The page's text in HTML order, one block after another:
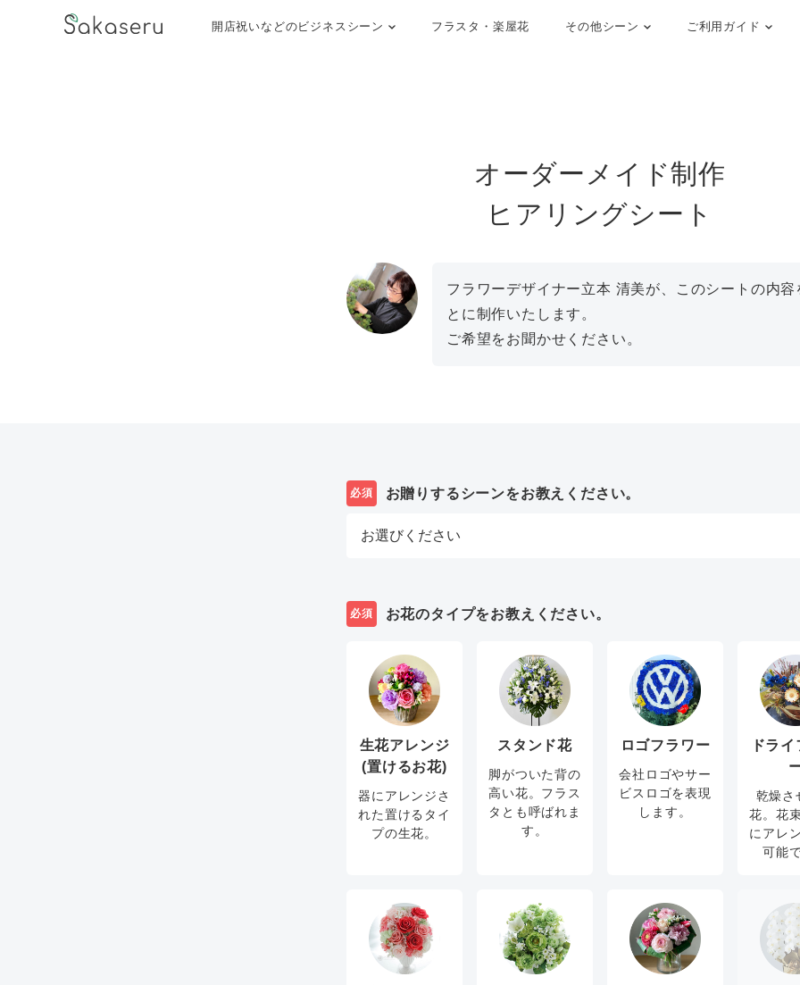
開店祝いなどのビジネスシーン フラスタ・楽屋花 その他シーン ご利用ガイド
オーダーメイド制作
ヒアリングシート
フラワーデザイナー立本 清美が、このシートの内容
とに制作いたします。
ご希望をお聞かせください。
必須 お贈りするシーンをお教えください。
必須 お花のタイプをお教えください。
生花アレンジ
(置けるお花)
器にアレンジさ
れた置けるタイ
プの生花。
スタンド花
脚がついた背の
高い花。フラス
タとも呼ばれま
す。
ロゴフラワー
会社ロゴやサー
ビスロゴを表現
します。
ドラ
乾燥さ
花。花
にアレ
可能